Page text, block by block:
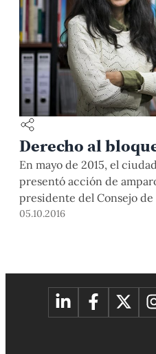
Derecho al
En mayo de 2015, el
presentó acción de
presidente del Consejo
Cateriano, luego de que
05.10.2016